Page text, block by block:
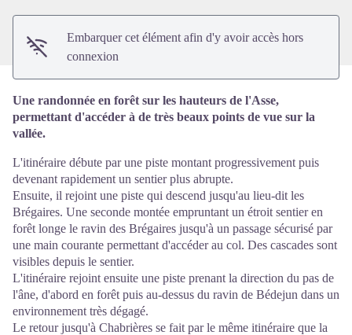
Embarquer cet élément afin d'y avoir accès hors
connexion
Une randonnée en forêt sur les hauteurs de l'Asse,
permettant d'accéder à de très beaux points de vue sur la
vallée.
L'itinéraire débute par une piste montant progressivement puis
devenant rapidement un sentier plus abrupte.
Ensuite, il rejoint une piste qui descend jusqu'au lieu-dit les
Brégaires. Une seconde montée empruntant un étroit sentier en
forêt longe le ravin des Brégaires jusqu'à un passage sécurisé par
une main courante permettant d'accéder au col. Des cascades sont
visibles depuis le sentier.
L'itinéraire rejoint ensuite une piste prenant la direction du pas de
l'âne, d'abord en forêt puis au-dessus du ravin de Bédejun dans un
environnement très dégagé.
Le retour jusqu'à Chabrières se fait par le même itinéraire que la